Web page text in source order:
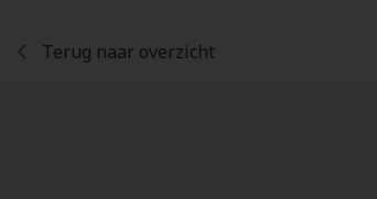
Terug naar overzicht